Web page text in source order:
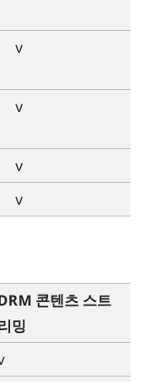
v
v
v
v
콘텐츠 스트
밍